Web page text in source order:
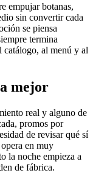
empujar botanas,
sin convertir cada
se piensa
termina
catálogo, al menú y al
mejor
real y alguno de
promos por
de revisar qué sí
en muy
la noche empieza a
de fábrica.